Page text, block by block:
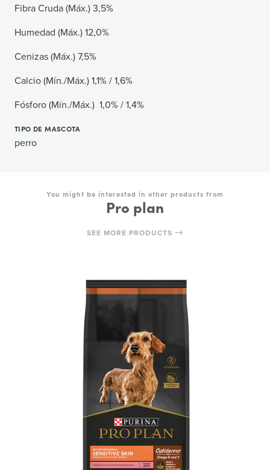
Fibra Cruda (Máx.) 3,5%
Humedad (Máx.) 12,0%
Cenizas (Máx.) 7,5%
Calcio (Mín./Máx.) 1,1% / 1,6%
Fósforo (Mín./Máx.) 1,0% / 1,4%
TIPO DE MASCOTA
perro
You might be interested in other products from
Pro plan
SEE MORE PRODUCTS